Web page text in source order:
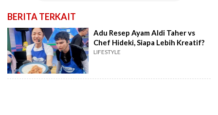
BERITA TERKAIT
Adu Resep Ayam Aldi Taher vs
Chef Hideki, Siapa Lebih Kreatif?
LIFESTYLE